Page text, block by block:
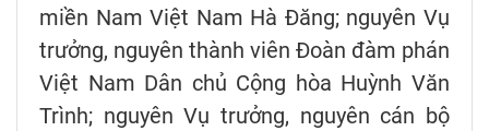
miền Nam Việt Nam Hà Đăng; nguyên Vụ
trưởng, nguyên thành viên Đoàn đàm phán
Việt Nam Dân chủ Cộng hòa Huỳnh Văn
Trình; nguyên Vụ trưởng, nguyên cán bộ